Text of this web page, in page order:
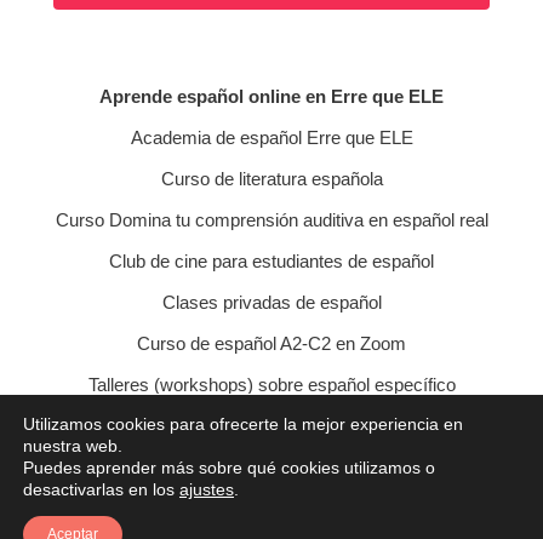
Aprende español online en Erre que ELE
Academia de español Erre que ELE
Curso de literatura española
Curso Domina tu comprensión auditiva en español real
Club de cine para estudiantes de español
Clases privadas de español
Curso de español A2-C2 en Zoom
Talleres (workshops) sobre español específico
Curso de conversación veraniego
Política de privacidad
Política de cookies
Condiciones de contratación
Utilizamos cookies para ofrecerte la mejor experiencia en
nuestra web.
Puedes aprender más sobre qué cookies utilizamos o
desactivarlas en los ajustes
Aceptar